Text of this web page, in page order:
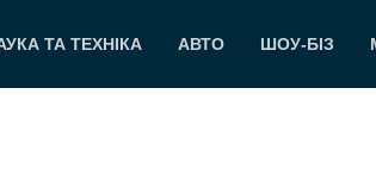
ТА ТЕХНІКА АВТО ШОУ-БІЗ